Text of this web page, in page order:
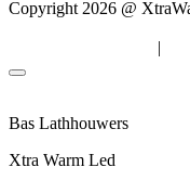
Copyright 2026 @
|
Bas Lathhouwers
Xtra Warm Led